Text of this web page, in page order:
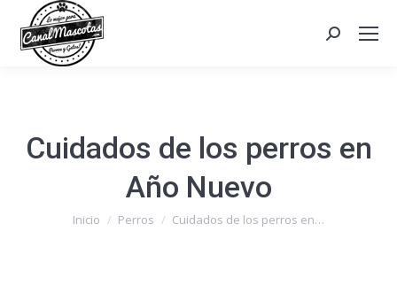
Search:
Cuidados de los perros en
Año Nuevo
Estás aquí:
Inicio Perros Cuidados de los perros en…